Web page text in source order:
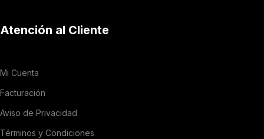
Atención al Cliente
Mi Cuenta
Facturación
Aviso de Privacidad
Términos y Condiciones